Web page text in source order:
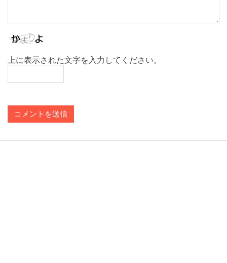
上に表示された文字を入力してください。